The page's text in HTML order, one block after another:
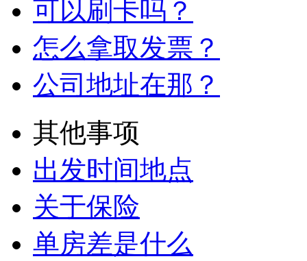
可以刷卡吗？
怎么拿取发票？
公司地址在那？
其他事项
出发时间地点
关于保险
单房差是什么